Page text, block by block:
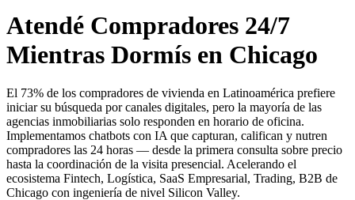
Atendé Compradores 24/7
Mientras Dormís en Chicago
El 73% de los compradores de vivienda en Latinoamérica prefiere
iniciar su búsqueda por canales digitales, pero la mayoría de las
agencias inmobiliarias solo responden en horario de oficina.
Implementamos chatbots con IA que capturan, califican y nutren
compradores las 24 horas — desde la primera consulta sobre precio
hasta la coordinación de la visita presencial. Acelerando el
ecosistema Fintech, Logística, SaaS Empresarial, Trading, B2B de
Chicago con ingeniería de nivel Silicon Valley.